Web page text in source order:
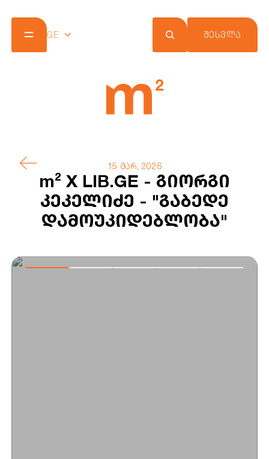
GE ᲨᲔᲡᲕᲚᲐ
15 მარ, 2026
m² X LIB.GE - გიორგი
კეკელიძე - "გაბედე
დამოუკიდებლობა"